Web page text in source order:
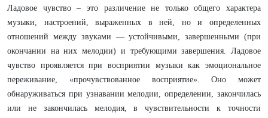
Ладовое чувство – это различение не только общего характера
музыки, настроений, выраженных в ней, но и определенных
отношений между звуками — устойчивыми, завершенными (при
окончании на них мелодии) и требующими завершения. Ладовое
чувство проявляется при восприятии музыки как эмоциональное
переживание, «прочувствованное восприятие». Оно может
обнаруживаться при узнавании мелодии, определении, закончилась
или не закончилась мелодия, в чувствительности к точности